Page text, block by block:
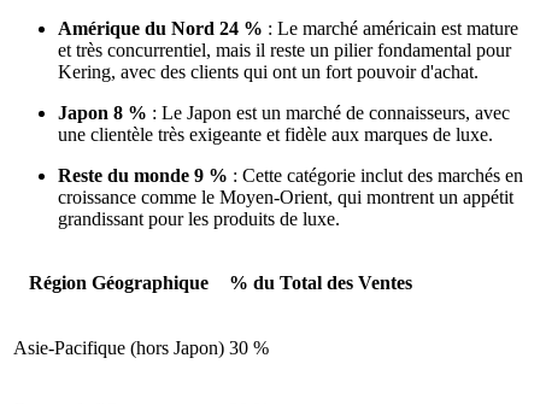
Amérique du Nord 24 % : Le marché américain est mature
et très concurrentiel, mais il reste un pilier fondamental pour
Kering, avec des clients qui ont un fort pouvoir d'achat.
Japon 8 % : Le Japon est un marché de connaisseurs, avec
une clientèle très exigeante et fidèle aux marques de luxe.
Reste du monde 9 % : Cette catégorie inclut des marchés en
croissance comme le Moyen-Orient, qui montrent un appétit
grandissant pour les produits de luxe.
Région Géographique % du Total des Ventes
Asie-Pacifique (hors Japon) 30 %